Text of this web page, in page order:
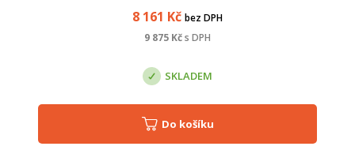
8 161 Kč bez DPH
9 875 Kčs DPH
SKLADEM
Do košíku